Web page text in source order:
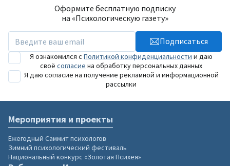
Оформите бесплатную подписку
на «Психологическую газету»
Подписаться
Я ознакомился с Политикой конфиденциальности и даю
своё согласие на обработку персональных данных
Я даю согласие на получение рекламной и информационной
рассылки
Мероприятия и проекты
Ежегодный Саммит психологов
Зимний психологический фестиваль
Национальный конкурс «Золотая Психея»